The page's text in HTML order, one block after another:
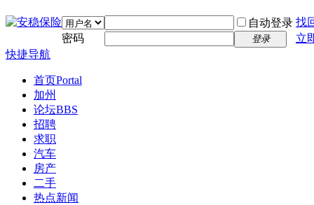
自动登录 找
密码
登录
立
快捷导航
首页Portal
加州
论坛BBS
招聘
求职
汽车
房产
二手
热点新闻